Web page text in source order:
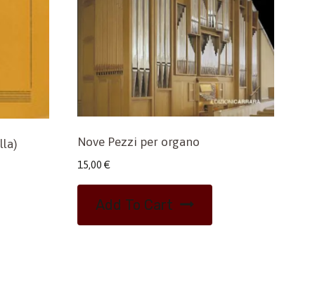
Nove Pezzi per organo
15,00 €
Add To Cart